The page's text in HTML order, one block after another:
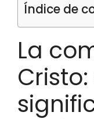
Índice de
La
Cristo: